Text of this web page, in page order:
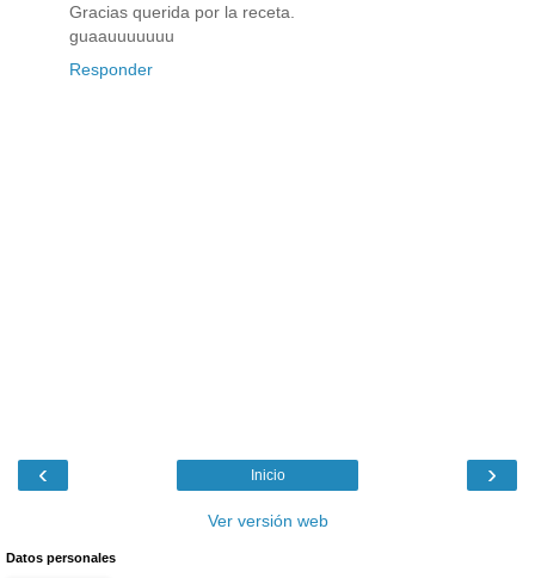
Gracias querida por la receta.
guaauuuuuuu
Responder
‹ ›
Inicio
Ver versión web
Datos personales